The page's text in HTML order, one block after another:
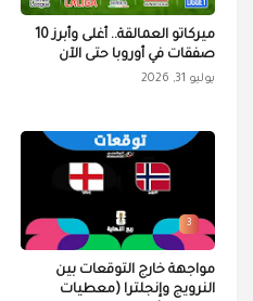
ميركاتو العمالقة.. أغلى وأبرز 10
صفقات في أوروبا حتى الآن
يوليو 31, 2026
3
مواجهة خارج التوقعات بين
النرويج وإنجلترا (معطيات